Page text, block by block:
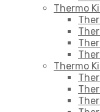
Thermo
Thermo